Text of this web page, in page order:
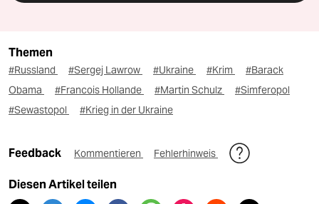
Themen
#Russland #Sergej Lawrow #Ukraine #Krim
#Barack
Obama
#Francois Hollande #Martin Schulz
#Simferopol
#Sewastopol
#Krieg in der Ukraine
Feedback Kommentieren Fehlerhinweis
Diesen Artikel teilen